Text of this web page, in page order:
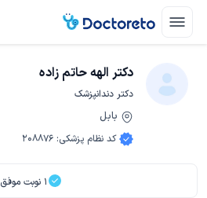
دکتر الهه حاتم زاده
دکتر دندانپزشک
بابل
کد نظام پزشکی:
208876
1 نوبت موفق